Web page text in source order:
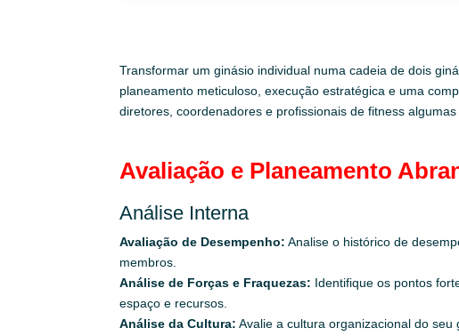
Transformar um ginásio individual numa cadeia de dois
planeamento meticuloso, execução estratégica e uma
diretores, coordenadores e profissionais de fitness
Avaliação e Planeamento
Análise Interna
Avaliação de Desempenho: Analise o histórico de
membros.
Análise de Forças e Fraquezas: Identifique os pontos
espaço e recursos.
Análise da Cultura: Avalie a cultura organizacional do